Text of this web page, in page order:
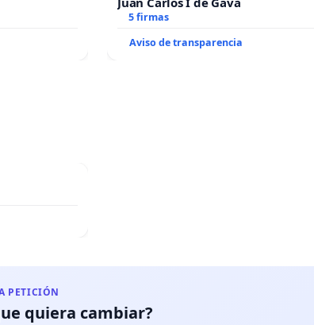
5 firmas
Aviso de transparencia
PETICIÓN
quiera cambiar?